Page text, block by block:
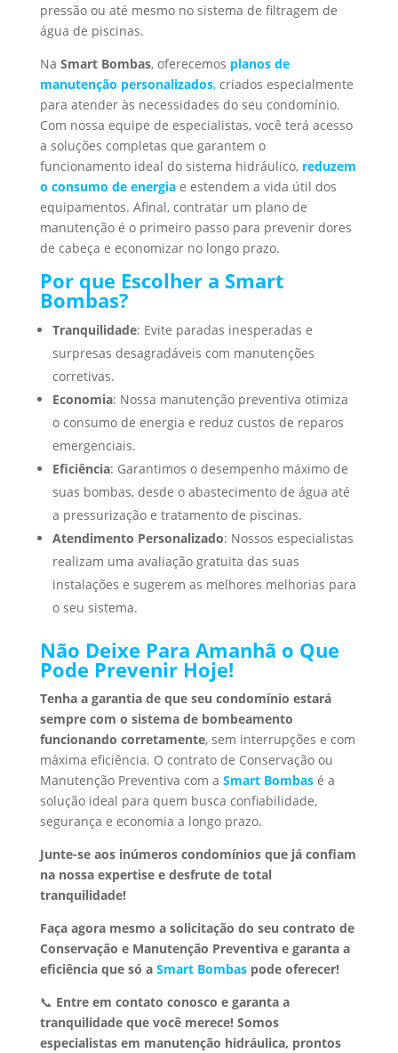
pressão ou até mesmo no sistema de filtragem de
água de piscinas.
Na Smart Bombas, oferecemos planos de
manutenção personalizados,criados especialmente
para atender às necessidades do seu condomínio.
Com nossa equipe de especialistas, você terá acesso
a soluções completas que garantem o
funcionamento ideal do sistema hidráulico, reduzem
o consumo de energiae estendem a vida útil dos
equipamentos. Afinal, contratar um plano de
manutenção é o primeiro passo para prevenir dores
de cabeça e economizar no longo prazo.
Por que Escolher a Smart
Bombas?
Tranquilidade: Evite paradas inesperadas e
surpresas desagradáveis com manutenções
corretivas.
Economia: Nossa manutenção preventiva otimiza
o consumo de energia e reduz custos de reparos
emergenciais.
Eficiência: Garantimos o desempenho máximo de
suas bombas, desde o abastecimento de água até
a pressurização e tratamento de piscinas.
Atendimento Personalizado: Nossos especialistas
realizam uma avaliação gratuita das suas
instalações e sugerem as melhores melhorias para
o seu sistema.
Não Deixe Para Amanhã o Que
Pode Prevenir Hoje!
Tenha a garantia de que seu condomínio estará
sempre com o sistema de bombeamento
funcionando corretamente, sem interrupções e com
máxima eficiência. O contrato de Conservação ou
Manutenção Preventiva com a Smart Bombasé a
solução ideal para quem busca confiabilidade,
segurança e economia a longo prazo.
Junte-se aos inúmeros condomínios que já confiam
na nossa expertise e desfrute de total
tranquilidade!
Faça agora mesmo a solicitação do seu contrato de
Conservação e Manutenção Preventiva e garanta a
eficiência que só a Smart Bombaspode oferecer!
📞 Entre em contato conosco e garanta a
tranquilidade que você merece! Somos
especialistas em manutenção hidráulica, prontos